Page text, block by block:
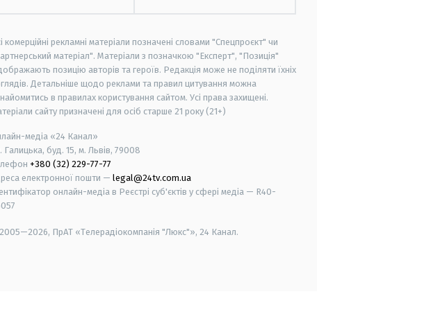
комерційні рекламні матеріали позначені словами "Спецпроєкт" чи
матеріал". Матеріали з позначкою "Експерт", "Позиція"
позицію авторів та героїв. Редакція може не поділяти їхніх
Детальніше щодо реклами та правил цитування можна
в правилах користування сайтом. Усі права захищені.
сайту призначені для осіб старше 21 року (21+)
медіа «24 Канал»
Галицька, буд. 15, м. Львів, 79008
+380 (32) 229-77-77
електронної пошти — legal@24tv.com.ua
онлайн-медіа в Реєстрі суб'єктів у сфері медіа — R40-
ПрАТ «Телерадіокомпанія "Люкс"», 24 Канал.